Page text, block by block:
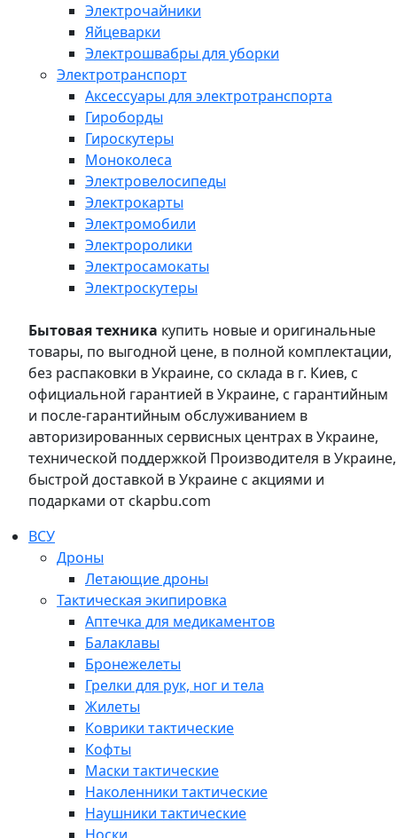
Электрочайники
Яйцеварки
Электрошвабры для уборки
Электротранспорт
Аксессуары для электротранспорта
Гироборды
Гироскутеры
Моноколеса
Электровелосипеды
Электрокарты
Электромобили
Электроролики
Электросамокаты
Электроскутеры
Бытовая техника купить новые и оригинальные
товары, по выгодной цене, в полной комплектации,
без распаковки в Украине, со склада в г. Киев, с
официальной гарантией в Украине, с гарантийным
и после-гарантийным обслуживанием в
авторизированных сервисных центрах в Украине,
технической поддержкой Производителя в Украине,
быстрой доставкой в Украине с акциями и
подарками от ckapbu.com
ВСУ
Дроны
Летающие дроны
Тактическая экипировка
Аптечка для медикаментов
Балаклавы
Бронежелеты
Грелки для рук, ног и тела
Жилеты
Коврики тактические
Кофты
Маски тактические
Наколенники тактические
Наушники тактические